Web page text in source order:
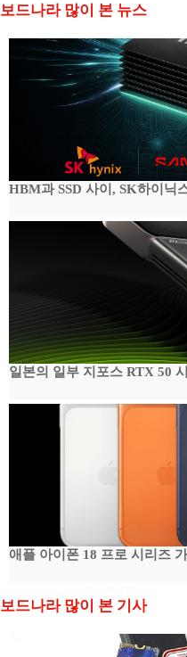
보드나라 많이 본 뉴스
HBM과 SSD 사이, SK하이닉
일본의 일부 지포스 RTX 50
애플 아이폰 18 프로 시리즈
보드나라 많이 본 기사